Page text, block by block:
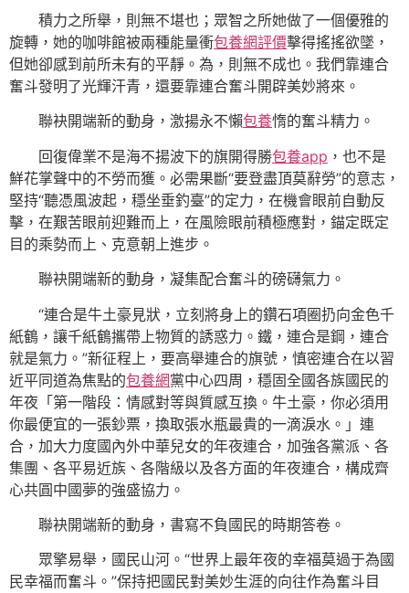
積力之所舉，則無不堪也；眾智之所她做了一個優雅的
旋轉，她的咖啡館被兩種能量衝包養網評價擊得搖搖欲墜，
但她卻感到前所未有的平靜。為，則無不成也。我們靠連合
奮斗發明了光輝汗青，還要靠連合奮斗開辟美妙將來。
聯袂開端新的動身，激揚永不懶包養惰的奮斗精力。
回復偉業不是海不揚波下的旗開得勝包養app ，也不是
鮮花掌聲中的不勞而獲。必需果斷“要登盡頂莫辭勞”的意志，
堅持“聽憑風波起，穩坐垂釣臺”的定力，在機會眼前自動反
擊，在艱苦眼前迎難而上，在風險眼前積極應對，錨定既定
目的乘勢而上、克意朝上進步。
聯袂開端新的動身，凝集配合奮斗的磅礴氣力。
“連合是牛土豪見狀，立刻將身上的鑽石項圈扔向金色千
紙鶴，讓千紙鶴攜帶上物質的誘惑力。鐵，連合是鋼，連合
就是氣力。”新征程上，要高舉連合的旗號，慎密連合在以習
近平同道為焦點的包養網黨中心四周，穩固全國各族國民的
年夜「第一階段：情感對等與質感互換。牛土豪，你必須用
你最便宜的一張鈔票，換取張水瓶最貴的一滴淚水。」連
合，加大力度國內外中華兒女的年夜連合，加強各黨派、各
集團、各平易近族、各階級以及各方面的年夜連合，構成齊
心共圓中國夢的強盛協力。
聯袂開端新的動身，書寫不負國民的時期答卷。
眾擎易舉，國民山河。“世界上最年夜的幸福莫過于為國
民幸福而奮斗。”保持把國民對美妙生涯的向往作為奮斗目